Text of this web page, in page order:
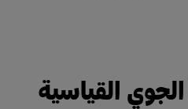
القياسية